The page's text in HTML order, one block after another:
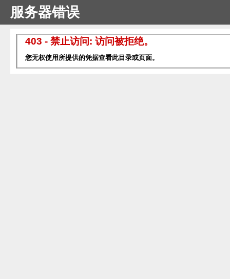
服务器错误
403 - 禁止访问: 访问被拒绝。
您无权使用所提供的凭据查看此目录或页面。